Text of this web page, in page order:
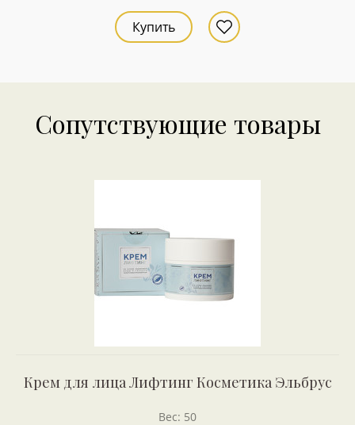
Купить
Сопутствующие товары
Крем для лица Лифтинг Косметика Эльбрус
Вес: 50